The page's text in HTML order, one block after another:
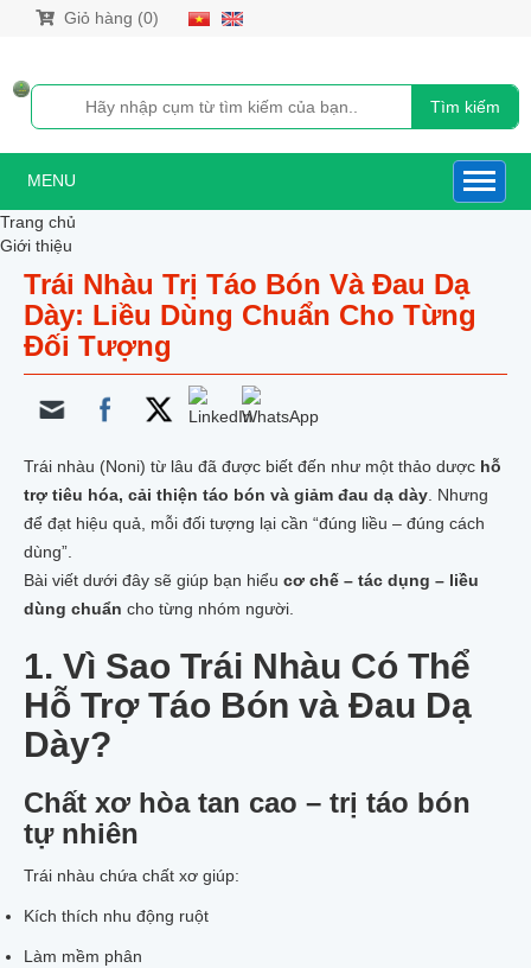
Giỏ hàng (0)
Tìm kiếm
MENU
Trang chủ
Giới thiệu
Sản phẩm
NƯỚC CỐT NHÀU
NƯỚC CỐT NHÀU XUẤT KHẨU HÀN QUỐC
NƯỚC CỐT NHÀU DƯỢC LIỆU
NƯỚC CỐT NHÀU NONI GOLD
NƯỚC CỐT NHÀU 500ML
CAO TRÁI NHÀU CÔ ĐẶC XUẤT KHẨU HÀN QUỐC
QUẢ_BỘT_RỄ_VIÊN NÉN NHÀU
TRÁI NHÀU TƯƠI
TRÁI NHÀU KHÔ
RỄ CÂY NHÀU
BỘT QUẢ NHÀU
VIÊN NÉN NHÀU
NHÀU NGÂM MẬT ONG HŨ 1 LÍT
NHÀU NGÂM MẬT ONG XUẤT KHẨU 1 LÍT
NHÀU NGÂM MẬT ONG XUẤT KHẨU 500ML
TRÀ_THẠCH NHÀU
TRÀ NHÀU TÚI LỌC
THẠCH TRÁI NHÀU_NONI JELLY
NHÀU NGÂM RƯỢU_NGÂM ĐƯỜNG
RƯỢU NGÂM TRÁI NHÀU TƯƠI
RƯỢU NGÂM TRÁI NHÀU KHÔ
TRÁI NHÀU NGÂM ĐƯỜNG MÍA
NHÀU TƯƠI NGÂM ĐƯỜNG PHÈN
XÀ BÔNG NHÀU COCOSAVON
Trái Nhàu Trị Táo Bón Và Đau Dạ
Dày: Liều Dùng Chuẩn Cho Từng
Đối Tượng
Trái nhàu (Noni) từ lâu đã được biết đến như một thảo dược hỗ
trợ tiêu hóa, cải thiện táo bón và giảm đau dạ dày . Nhưng
để đạt hiệu quả, mỗi đối tượng lại cần “đúng liều – đúng cách
dùng”.
Bài viết dưới đây sẽ giúp bạn hiểu cơ chế – tác dụng – liều
dùng chuẩn cho từng nhóm người.
1. Vì Sao Trái Nhàu Có Thể
Hỗ Trợ Táo Bón và Đau Dạ
Dày?
Chất xơ hòa tan cao – trị táo bón
tự nhiên
Trái nhàu chứa chất xơ giúp:
Kích thích nhu động ruột
Làm mềm phân